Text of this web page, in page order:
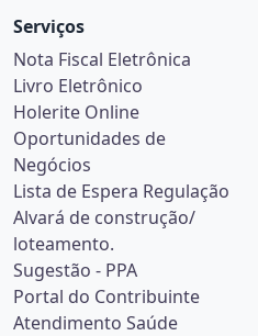
Serviços
Nota Fiscal Eletrônica
Livro Eletrônico
Holerite Online
Oportunidades de
Negócios
Lista de Espera Regulação
Alvará de construção/
loteamento.
Sugestão - PPA
Portal do Contribuinte
Atendimento Saúde